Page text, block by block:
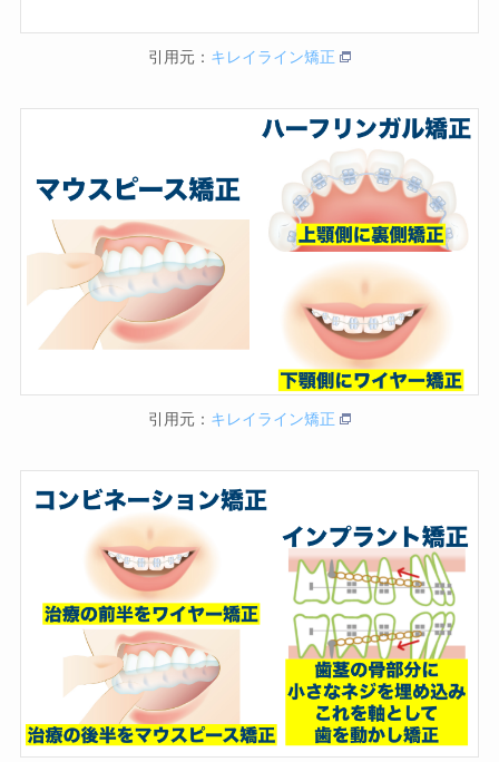
引用元： キレイライン矯正
引用元： キレイライン矯正